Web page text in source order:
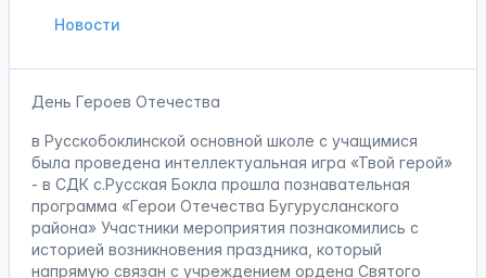
Новости
День Героев Отечества
в Русскобоклинской основной школе с учащимися
была проведена интеллектуальная игра «Твой герой»
- в СДК с.Русская Бокла прошла познавательная
программа «Герои Отечества Бугурусланского
района» Участники мероприятия познакомились с
историей возникновения праздника, который
напрямую связан с учреждением ордена Святого